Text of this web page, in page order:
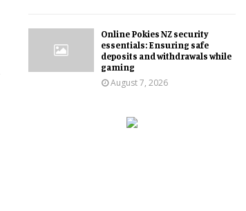
Online Pokies NZ security
essentials: Ensuring safe
deposits and withdrawals while
gaming
August 7, 2026